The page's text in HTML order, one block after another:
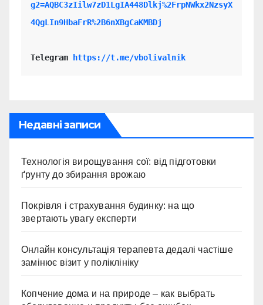
g2=AQBC3zIilw7zD1LgIA448Dlkj%2FrpNWkx2NzsyX
4QgLIn9HbaFrR%2B6nXBgCaKMBDj
Telegram https://t.me/vbolivalnik
Недавні записи
Технологія вирощування сої: від підготовки
ґрунту до збирання врожаю
Покрівля і страхування будинку: на що
звертають увагу експерти
Онлайн консультація терапевта дедалі частіше
замінює візит у поліклініку
Копчение дома и на природе – как выбрать